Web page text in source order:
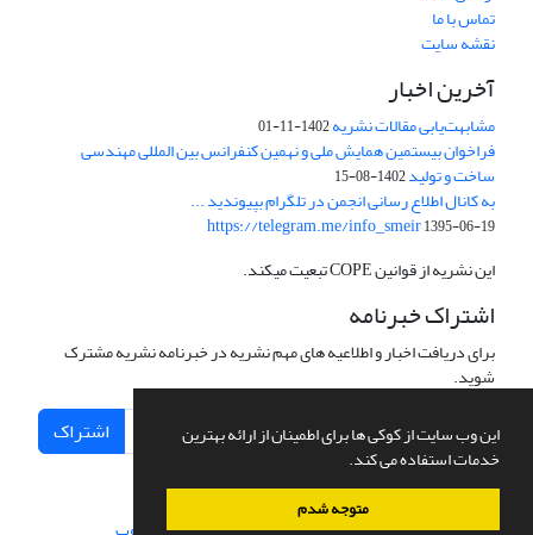
این وب سایت از کوکی ها برای اطمینان از ارائه بهترین
خدمات استفاده می کند.
متوجه شدم
تماس با ما
نقشه سایت
آخرین اخبار
مشابهت‌یابی مقالات نشریه1402-11-01
فراخوان بیستمین همایش ملی و نهمین کنفرانس بین المللی مهندسی
ساخت و تولید1402-08-15
به کانال اطلاع رسانی انجمن در تلگرام بپیوندید ...
https://telegram.me/info_smeir1395-06-19
این نشریه از قوانین COPE تبعیت میکند.
اشتراک خبرنامه
برای دریافت اخبار و اطلاعیه های مهم نشریه در خبرنامه نشریه مشترک
شوید.
اشتراک